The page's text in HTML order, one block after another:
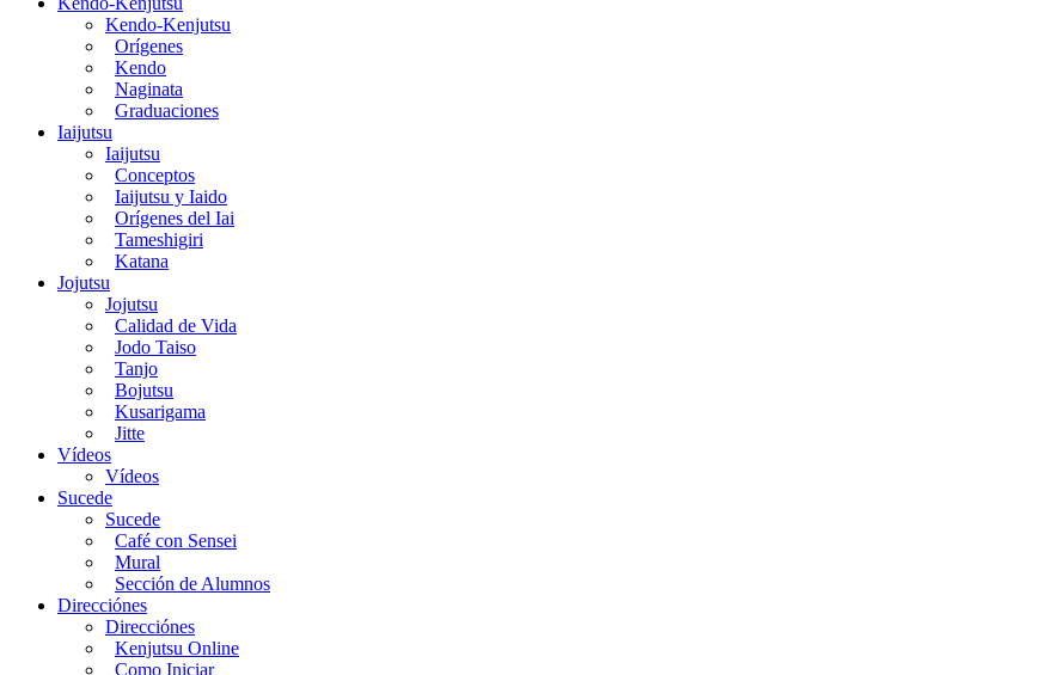
Kendo-Kenjutsu
Orígenes
Kendo
Naginata
Graduaciones
Iaijutsu
Iaijutsu
Conceptos
Iaijutsu y Iaido
Orígenes del Iai
Tameshigiri
Katana
Jojutsu
Jojutsu
Calidad de Vida
Jodo Taiso
Tanjo
Bojutsu
Kusarigama
Jitte
Vídeos
Vídeos
Sucede
Sucede
Café con Sensei
Mural
Sección de Alumnos
Direcciónes
Direcciónes
Kenjutsu Online
Como Iniciar